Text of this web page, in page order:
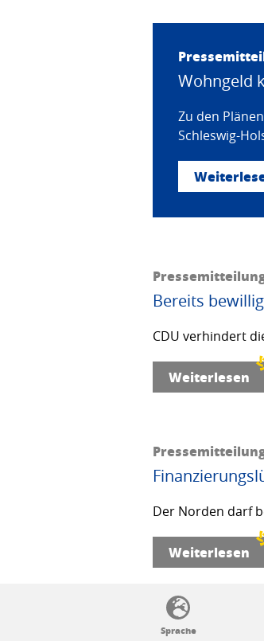
Wohngeld
Zu den
Schleswig-
Pressemitteilung
Bereits
CDU verhindert
Weiterlesen
Pressemitteilung
Der Norden darf
Weiterlesen
SSW-Politik von